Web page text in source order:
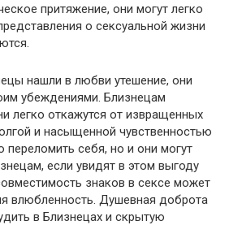
притяжение, они могут легко
о сексуальной жизни
нашли в любви утешение, они
убеждениями. Близнецам
легко откажутся от извращенных
и насыщенной чувственностью
переломить себя, но и они могут
если увидят в этом выгоду
знаков в сексе может
влюбленность. Душевная доброта
в Близнецах и скрытую